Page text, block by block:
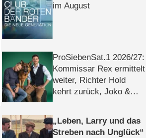
im August
ProSiebenSat.1 2026/​27:
Kommissar Rex ermittelt
weiter, Richter Hold
kehrt zurück, Joko &
Leben, Larry und das
Streben nach Unglück